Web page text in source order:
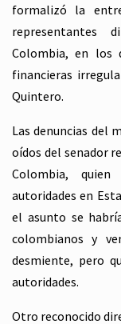
formalizó la
representantes
Colombia, en los
financieras
Quintero.
Las denuncias del
oídos del senador
Colombia,
autoridades en
el asunto se
colombianos y
desmiente, pero
autoridades.
Otro reconocido